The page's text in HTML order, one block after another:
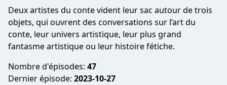
Deux artistes du conte vident leur sac autour de trois
objets, qui ouvrent des conversations sur l’art du
conte, leur univers artistique, leur plus grand
fantasme artistique ou leur histoire fétiche.
Nombre d'épisodes: 47
Dernier épisode: 2023-10-27